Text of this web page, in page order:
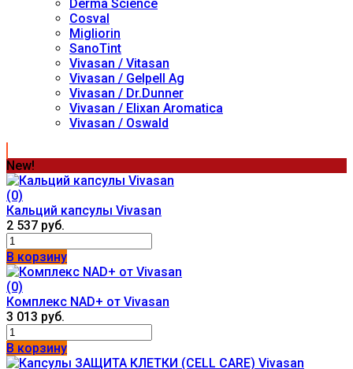
Derma Science
Cosval
Migliorin
SanoTint
Vivasan / Vitasan
Vivasan / Gelpell Ag
Vivasan / Dr.Dunner
Vivasan / Elixan Aromatica
Vivasan / Oswald
New!
(0)
Кальций капсулы Vivasan
2 537 руб.
В корзину
(0)
Комплекс NAD+ от Vivasan
3 013 руб.
В корзину